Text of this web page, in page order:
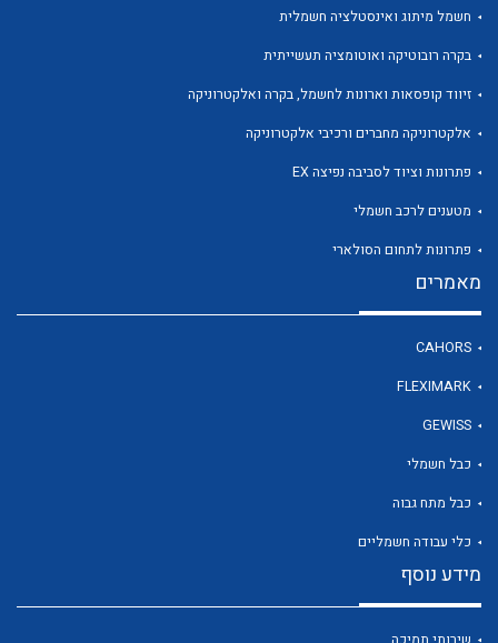
חשמל מיתוג ואינסטלציה חשמלית
בקרה רובוטיקה ואוטומציה תעשייתית
זיווד קופסאות וארונות לחשמל, בקרה ואלקטרוניקה
אלקטרוניקה מחברים ורכיבי אלקטרוניקה
פתרונות וציוד לסביבה נפיצה EX
מטענים לרכב חשמלי
פתרונות לתחום הסולארי
מאמרים
CAHORS
FLEXIMARK
GEWISS
כבל חשמלי
כבל מתח גבוה
כלי עבודה חשמליים
מידע נוסף